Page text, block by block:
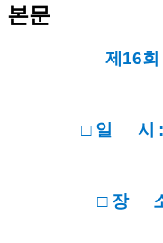
본문
제16회
□ 일 시 :
□ 장 소